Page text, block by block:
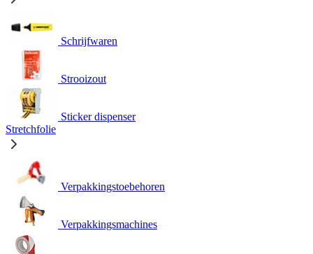
Schrijfwaren
Strooizout
Sticker dispenser
Stretchfolie
Verpakkingstoebehoren
Verpakkingsmachines